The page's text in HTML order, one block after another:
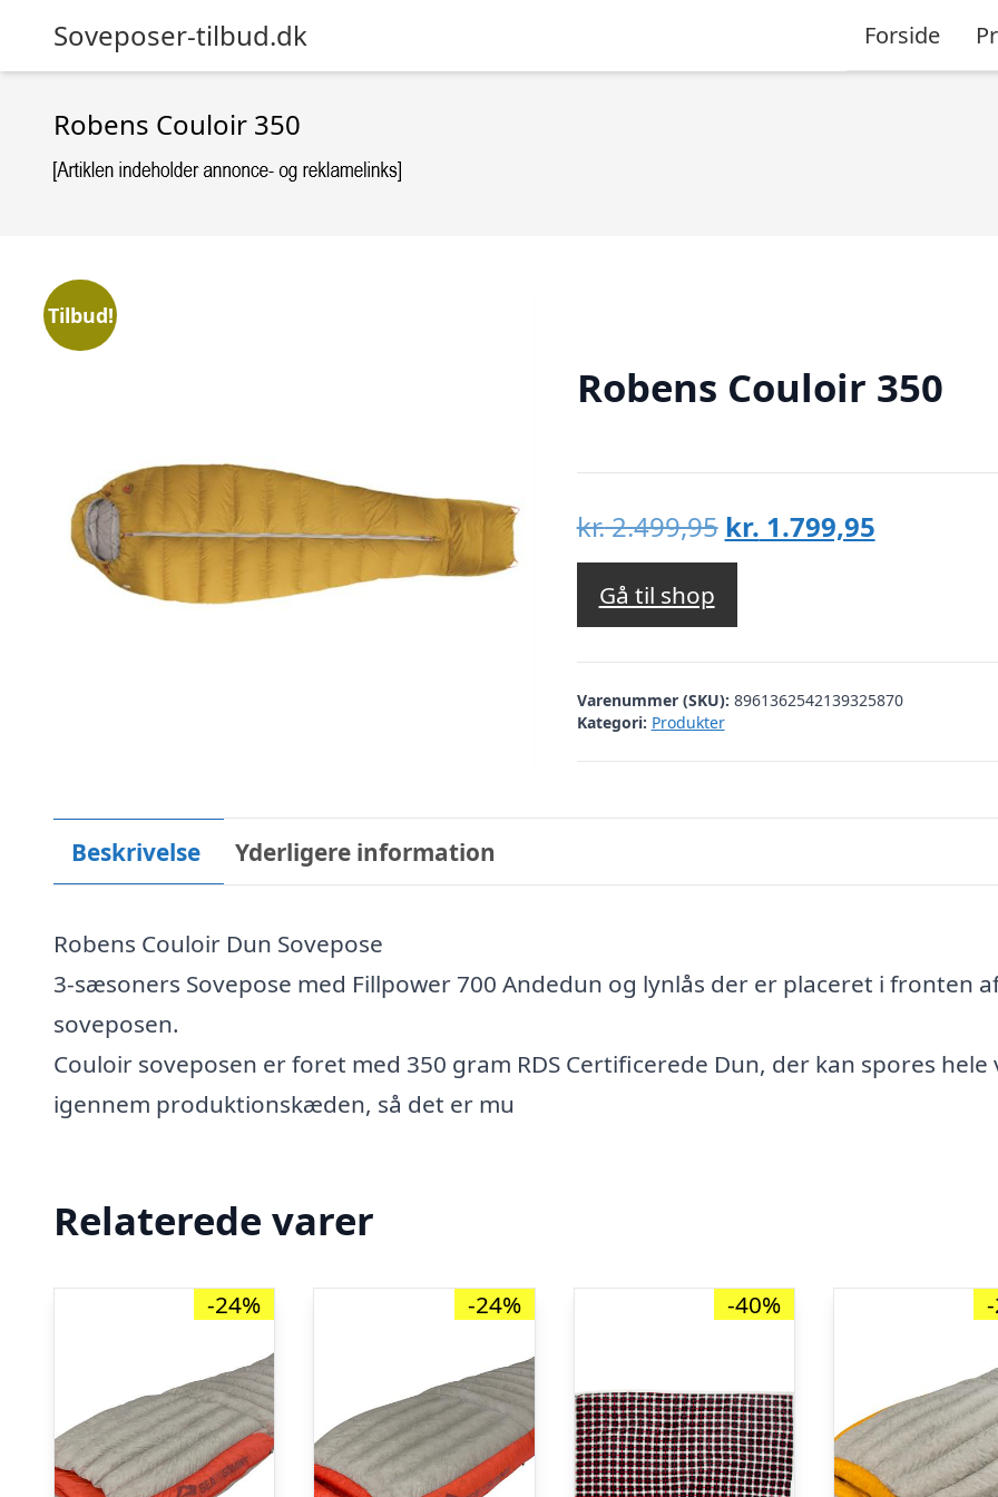
Soveposer-tilbud.dk Forside
Robens Couloir 350
Tilbud!
Robens Couloir 350
kr.2.499,95 Den
oprindelige
var:
kr. 2.499,95.
kr. 1.799,95Den
kr.
Gå til shop
Varenummer (SKU): 8961362542139325870
Kategori: Produkter
Beskrivelse Yderligere information
Robens Couloir Dun Sovepose
3-sæsoners Sovepose med Fillpower 700 Andedun og lynlås der er placeret i fronten
soveposen.
Couloir soveposen er foret med 350 gram RDS Certificerede Dun, der kan spores hele
igennem produktionskæden, så det er mu
Relaterede varer
-24% -24% -40%